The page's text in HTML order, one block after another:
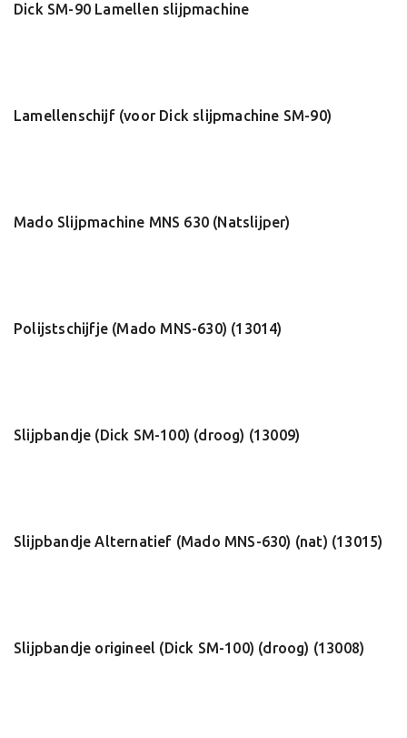
Dick SM-90 Lamellen slijpmachine
Lamellenschijf (voor Dick slijpmachine SM-90)
Mado Slijpmachine MNS 630 (Natslijper)
Polijstschijfje (Mado MNS-630) (13014)
Slijpbandje (Dick SM-100) (droog) (13009)
Slijpbandje Alternatief (Mado MNS-630) (nat) (13015)
Slijpbandje origineel (Dick SM-100) (droog) (13008)